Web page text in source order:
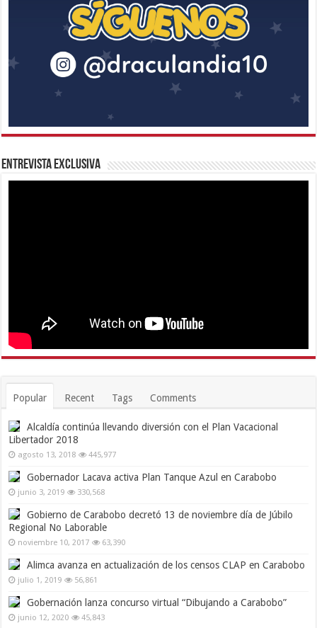
Entrevista Exclusiva
Popular Recent Tags Comments
Alcaldía continúa llevando diversión con el Plan Vacacional
Libertador 2018
agosto 13, 2018 445,977
Gobernador Lacava activa Plan Tanque Azul en Carabobo
junio 3, 2019 330,568
Gobierno de Carabobo decretó 13 de noviembre día de Júbilo
Regional No Laborable
noviembre 10, 2017 63,390
Alimca avanza en actualización de los censos CLAP en Carabobo
julio 1, 2019 56,861
Gobernación lanza concurso virtual “Dibujando a Carabobo”
junio 12, 2020 45,843